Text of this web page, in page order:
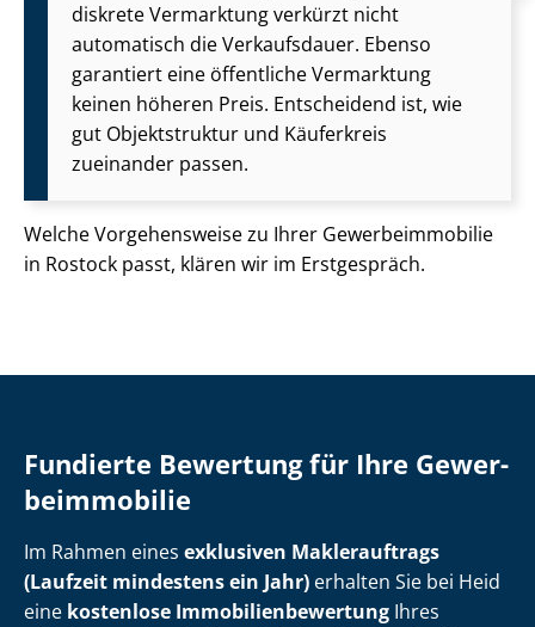
diskrete Vermarktung verkürzt nicht
automatisch die Verkaufsdauer. Ebenso
garantiert eine öffentliche Vermarktung
keinen höheren Preis. Entscheidend ist, wie
gut Objektstruktur und Käuferkreis
zueinander passen.
Welche Vorgehensweise zu Ihrer Ge­wer­be­im­mo­bi­lie
in Rostock passt, klären wir im Erstgespräch.
Fundierte Bewertung für Ihre Ge­wer­
be­im­mo­bi­lie
Im Rahmen eines exklusiven Maklerauftrags
(Laufzeit mindestens ein Jahr) erhalten Sie bei Heid
eine kostenlose Im­mo­bi­li­en­be­wer­tung Ihres